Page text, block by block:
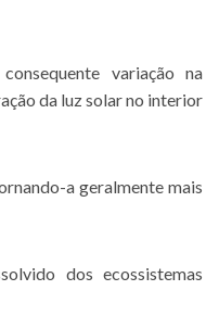
variação na
da luz solar no interior
a geralmente mais
dos ecossistemas